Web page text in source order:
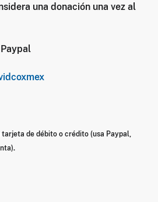
una donación una vez al
de débito o crédito (usa Paypal,